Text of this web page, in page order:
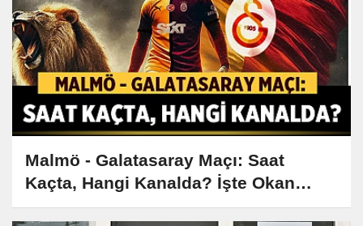
Malmö - Galatasaray Maçı: Saat
Kaçta, Hangi Kanalda? İşte Okan
Buruk'un Muhtemel 11'i